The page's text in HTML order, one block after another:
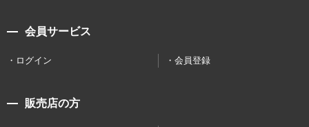
会員サービス
ログイン 会員登録
販売店の方